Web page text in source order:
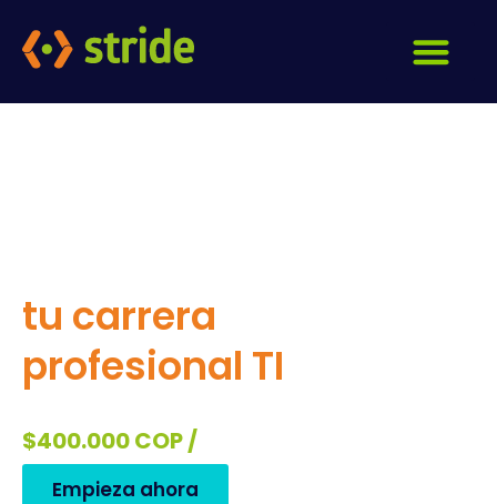
potencia
tu carrera
profesional TI
$400.000 COP /
Empieza ahora